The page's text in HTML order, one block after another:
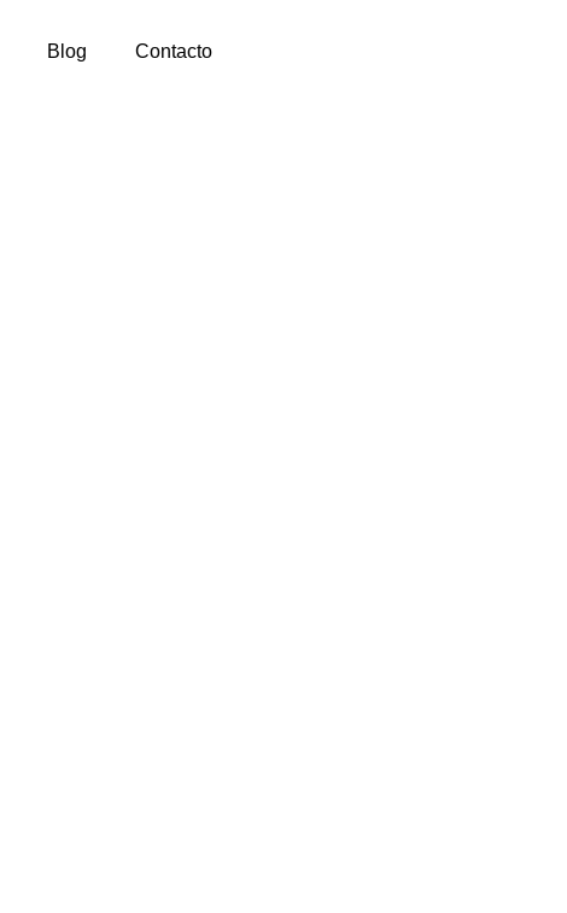
Blog Contacto